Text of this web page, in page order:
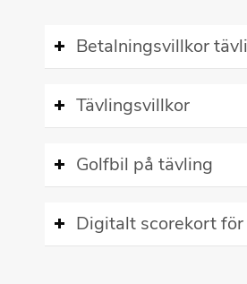
Betalningsvillkor
Tävlingsvillkor
Golfbil på tävling
Digitalt scorekort